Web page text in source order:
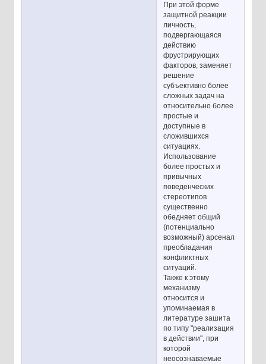
При этой форме
защитной реакции
личность,
подвергающаяся
действию
фрустрирующих
факторов, заменяет
решение
субъективно более
сложных задач на
относительно более
простые и
доступные в
сложившихся
ситуациях.
Использование
более простых и
привычных
поведенческих
стереотипов
существенно
обедняет общий
(потенциально
возможный) арсенал
преобладания
конфликтных
ситуаций.
Также к этому
механизму
относится и
упоминаемая в
литературе зашита
по типу "реализация
в действии", при
которой
неосознаваемые